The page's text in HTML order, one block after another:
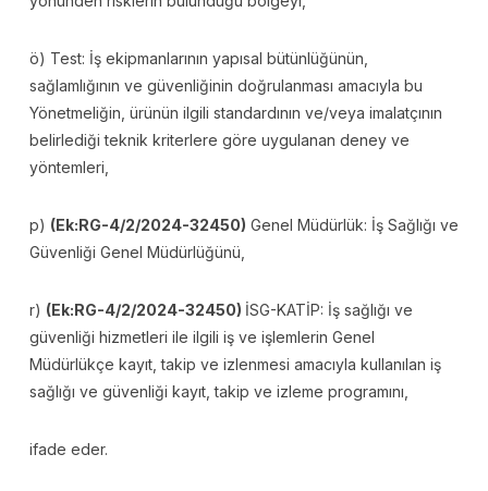
ö) Test: İş ekipmanlarının yapısal bütünlüğünün,
sağlamlığının ve güvenliğinin doğrulanması amacıyla bu
Yönetmeliğin, ürünün ilgili standardının ve/veya imalatçının
belirlediği teknik kriterlere göre uygulanan deney ve
yöntemleri,
p) (Ek:RG-4/2/2024-32450) Genel Müdürlük: İş Sağlığı ve
Güvenliği Genel Müdürlüğünü,
r) (Ek:RG-4/2/2024-32450) İSG-KATİP: İş sağlığı ve
güvenliği hizmetleri ile ilgili iş ve işlemlerin Genel
Müdürlükçe kayıt, takip ve izlenmesi amacıyla kullanılan iş
sağlığı ve güvenliği kayıt, takip ve izleme programını,
ifade eder.